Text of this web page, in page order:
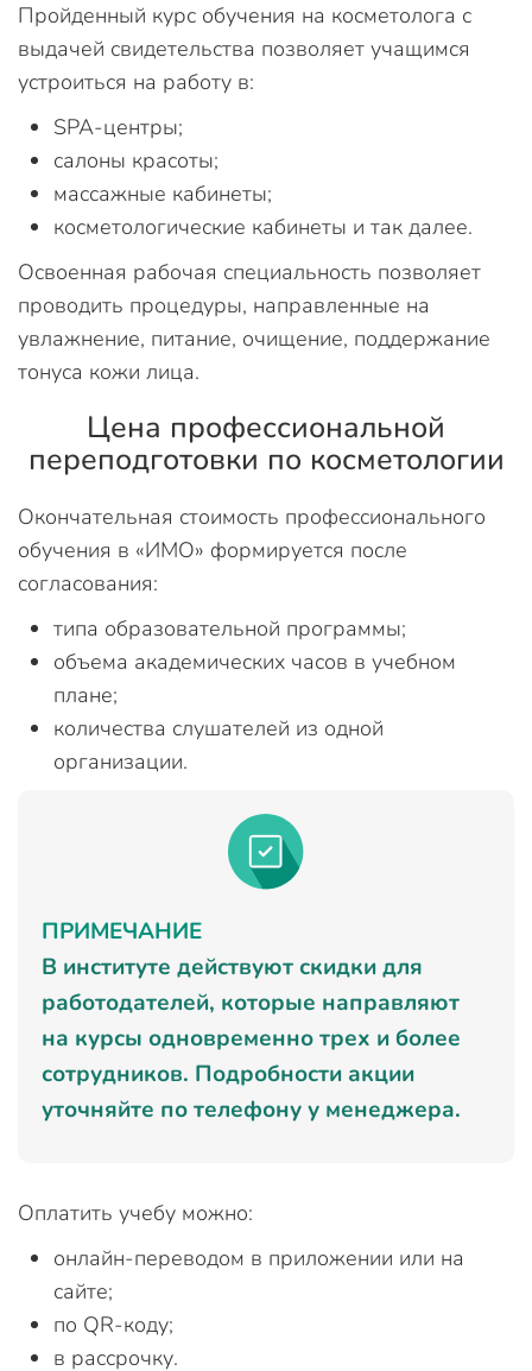
Пройденный курс обучения на косметолога с
выдачей свидетельства позволяет учащимся
устроиться на работу в:
SPA-центры;
салоны красоты;
массажные кабинеты;
косметологические кабинеты и так далее.
Освоенная рабочая специальность позволяет
проводить процедуры, направленные на
увлажнение, питание, очищение, поддержание
тонуса кожи лица.
Цена профессиональной
переподготовки по косметологии
Окончательная стоимость профессионального
обучения в «ИМО» формируется после
согласования:
типа образовательной программы;
объема академических часов в учебном
плане;
количества слушателей из одной
организации.
ПРИМЕЧАНИЕ
В институте действуют скидки для
работодателей, которые направляют
на курсы одновременно трех и более
сотрудников. Подробности акции
уточняйте по телефону у менеджера.
Оплатить учебу можно:
онлайн-переводом в приложении или на
сайте;
по QR-коду;
в рассрочку.